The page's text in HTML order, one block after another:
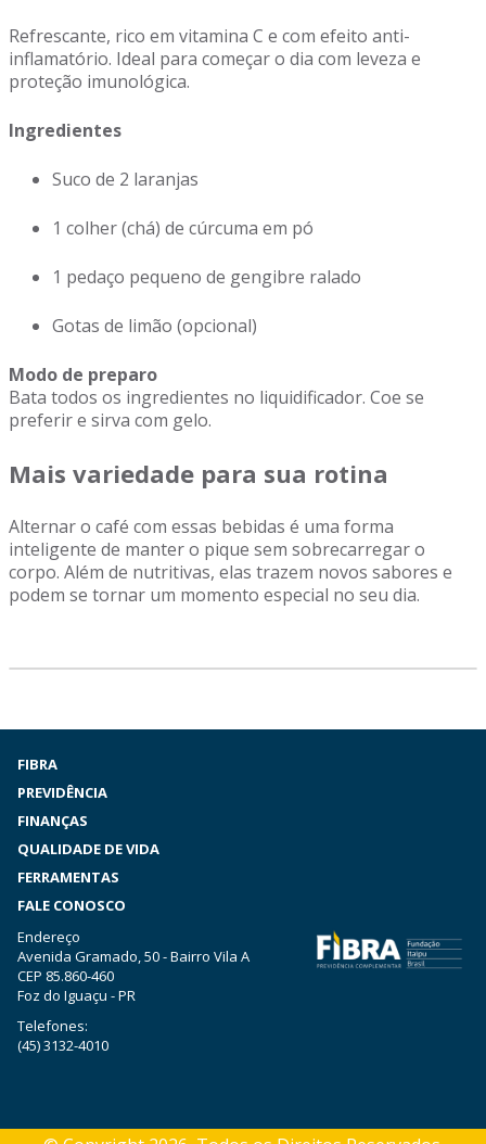
Refrescante, rico em vitamina C e com efeito anti-
inflamatório. Ideal para começar o dia com leveza e
proteção imunológica.
Ingredientes
Suco de 2 laranjas
1 colher (chá) de cúrcuma em pó
1 pedaço pequeno de gengibre ralado
Gotas de limão (opcional)
Modo de preparo
Bata todos os ingredientes no liquidificador. Coe se
preferir e sirva com gelo.
Mais variedade para sua rotina
Alternar o café com essas bebidas é uma forma
inteligente de manter o pique sem sobrecarregar o
corpo. Além de nutritivas, elas trazem novos sabores e
podem se tornar um momento especial no seu dia.
FIBRA
PREVIDÊNCIA
FINANÇAS
QUALIDADE DE VIDA
FERRAMENTAS
FALE CONOSCO
Endereço
Avenida Gramado, 50 - Bairro Vila A
CEP 85.860-460
Foz do Iguaçu - PR
Telefones:
(45) 3132-4010